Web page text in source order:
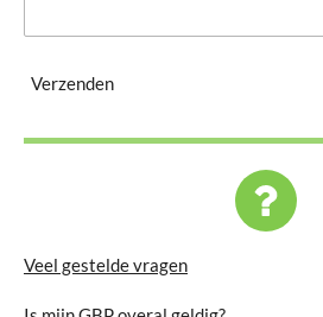
Verzenden
Veel gestelde vragen